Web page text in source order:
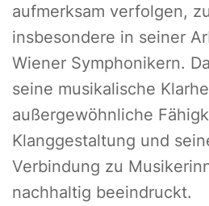
aufmerksam verfolgen,
insbesondere in seiner
Wiener Symphonikern.
seine musikalische
außergewöhnliche
Klanggestaltung und
Verbindung zu
nachhaltig beeindruckt.